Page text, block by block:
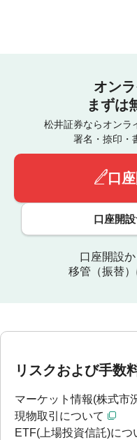
オンラ
まずは
松井証券ならオンラ
署名・捺印・
口座
口座開
口座開設
移管（振替
リスクおよび手数
マーケット情報(株式市
現物取引について
ETF(上場投資信託)につ